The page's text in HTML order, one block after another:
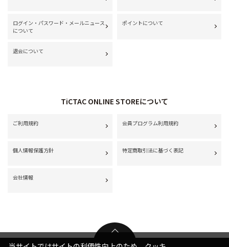
ログイン・パスワード・メールニュース
について
ポイントについて
退会について
TiCTAC ONLINE STOREについて
ご利用規約 会員プログラム利用規約
個人情報保護方針 特定商取引法に基づく表記
会社情報